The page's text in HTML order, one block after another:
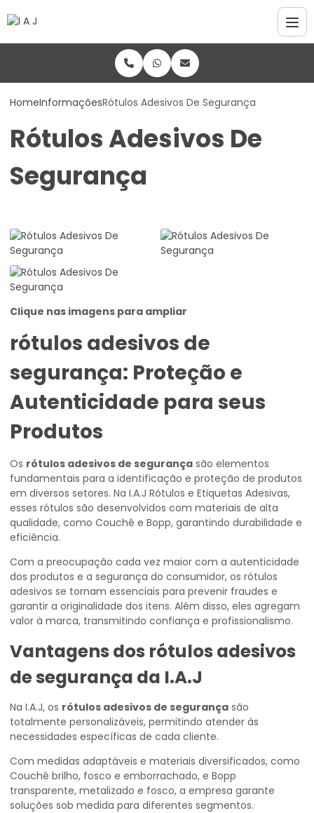
HomeInformaçõesRótulos Adesivos De Segurança
Rótulos Adesivos De
Segurança
Clique nas imagens para ampliar
rótulos adesivos de
segurança: Proteção e
Autenticidade para seus
Produtos
Os rótulos adesivos de segurança são elementos
fundamentais para a identificação e proteção de produtos
em diversos setores. Na I.A.J Rótulos e Etiquetas Adesivas,
esses rótulos são desenvolvidos com materiais de alta
qualidade, como Couchê e Bopp, garantindo durabilidade e
eficiência.
Com a preocupação cada vez maior com a autenticidade
dos produtos e a segurança do consumidor, os rótulos
adesivos se tornam essenciais para prevenir fraudes e
garantir a originalidade dos itens. Além disso, eles agregam
valor à marca, transmitindo confiança e profissionalismo.
Vantagens dos rótulos adesivos
de segurança da I.A.J
Na I.A.J, os rótulos adesivos de segurança são
totalmente personalizáveis, permitindo atender às
necessidades específicas de cada cliente.
Com medidas adaptáveis e materiais diversificados, como
Couchê brilho, fosco e emborrachado, e Bopp
transparente, metalizado e fosco, a empresa garante
soluções sob medida para diferentes segmentos.